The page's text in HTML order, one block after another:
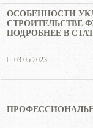
ОСОБЕННОСТИ
СТРОИТЕЛЬСТВЕ
ПОДРОБНЕЕ В
03.05.2023